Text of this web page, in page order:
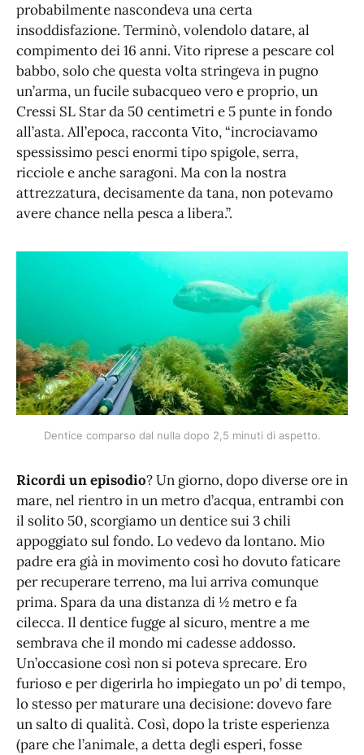
probabilmente nascondeva una certa
insoddisfazione. Terminò, volendolo datare, al
compimento dei 16 anni. Vito riprese a pescare col
babbo, solo che questa volta stringeva in pugno
un’arma, un fucile subacqueo vero e proprio, un
Cressi SL Star da 50 centimetri e 5 punte in fondo
all’asta. All’epoca, racconta Vito, “incrociavamo
spessissimo pesci enormi tipo spigole, serra,
ricciole e anche saragoni. Ma con la nostra
attrezzatura, decisamente da tana, non potevamo
avere chance nella pesca a libera.”.
Dentice comparso dal nulla dopo 2,5 minuti di aspetto.
Ricordi un episodio? Un giorno, dopo diverse ore in
mare, nel rientro in un metro d’acqua, entrambi con
il solito 50, scorgiamo un dentice sui 3 chili
appoggiato sul fondo. Lo vedevo da lontano. Mio
padre era già in movimento così ho dovuto faticare
per recuperare terreno, ma lui arriva comunque
prima. Spara da una distanza di ½ metro e fa
cilecca. Il dentice fugge al sicuro, mentre a me
sembrava che il mondo mi cadesse addosso.
Un’occasione così non si poteva sprecare. Ero
furioso e per digerirla ho impiegato un po’ di tempo,
lo stesso per maturare una decisione: dovevo fare
un salto di qualità. Così, dopo la triste esperienza
(pare che l’animale, a detta degli esperi, fosse